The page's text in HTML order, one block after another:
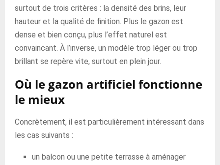
surtout de trois critères : la densité des brins, leur
hauteur et la qualité de finition. Plus le gazon est
dense et bien conçu, plus l’effet naturel est
convaincant. À l’inverse, un modèle trop léger ou trop
brillant se repère vite, surtout en plein jour.
Où le gazon artificiel fonctionne
le mieux
Concrètement, il est particulièrement intéressant dans
les cas suivants :
un balcon ou une petite terrasse à aménager